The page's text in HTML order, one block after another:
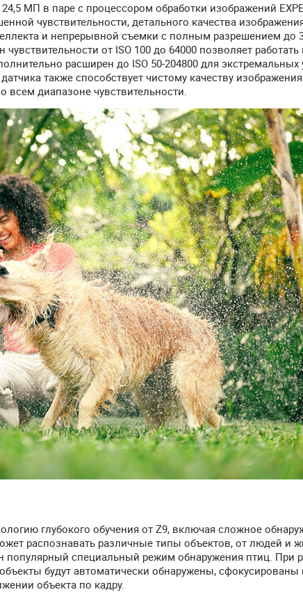
МП в паре с процессором обработки изображений
чувствительности, детального качества
и непрерывной съемки с полным разрешением до
от ISO 100 до 64000 позволяет
расширен до ISO 50-204800 для экстремальных
также способствует чистому качеству
диапазоне чувствительности.
глубокого обучения от Z9, включая сложное
распознавать различные типы объектов, от людей и
популярный специальный режим обнаружения птиц. При
будут автоматически обнаружены,
объекта по кадру.